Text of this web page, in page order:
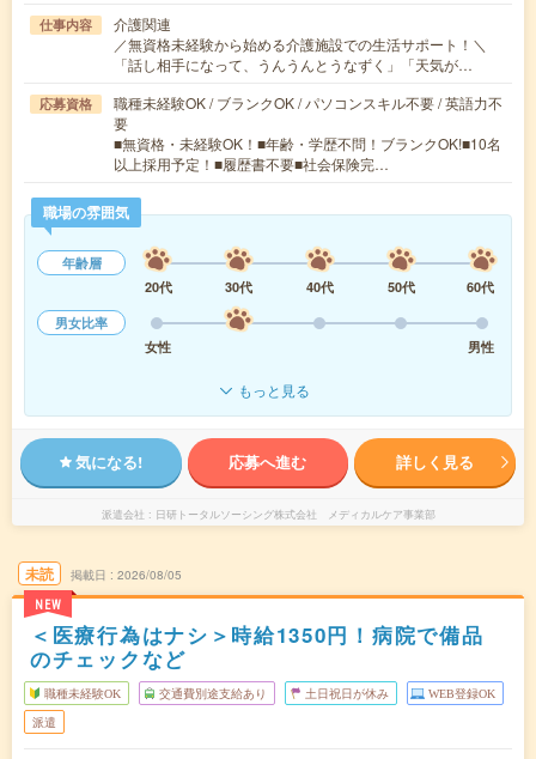
仕事内容
介護関連
／無資格未経験から始める介護施設での生活サポート！＼
「話し相手になって、うんうんとうなずく」「天気が…
応募資格
職種未経験OK / ブランクOK / パソコンスキル不要 / 英語力不
要
■無資格・未経験OK！■年齢・学歴不問！ブランクOK!■10名
以上採用予定！■履歴書不要■社会保険完…
職場の雰囲気
年齢層
20代
30代 40代 50代
60代
男女比率
女性
男性
もっと見る
気になる! 応募へ進む 詳しく見る
派遣会社 日研トータルソーシング株式会社 メディカルケア事業部
未読
NEW
掲載日 2026/08/05
＜医療行為はナシ＞時給1350円！病院で備品
のチェックなど
職種未経験OK 交通費別途支給あり 土日祝日が休み WEB登録OK
派遣